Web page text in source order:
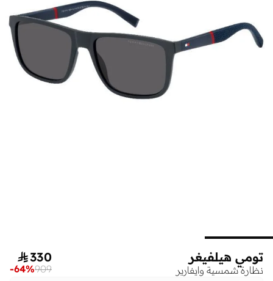
تومي هيلفيغر
نظارة شمسية وايفارير
330
909
-64%